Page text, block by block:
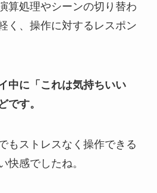
算処理やシーンの切り替わ
く、操作に対するレスポン
中に「これは気持ちいい
です。
もストレスなく操作できる
快感でしたね。